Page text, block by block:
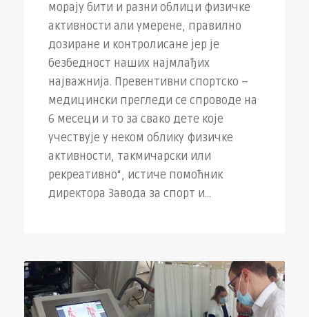
морају бити и разни облици физичке
активности али умерене, правилно
дозиране и контролисане јер је
безбедност наших најмлађих
најважнија. Превентивни спортско –
медицински прегледи се спроводе на
6 месеци и то за свако дете које
учествује у неком облику физичке
активности, такмичарски или
рекреативно“, истиче помоћник
директора Завода за спорт и...